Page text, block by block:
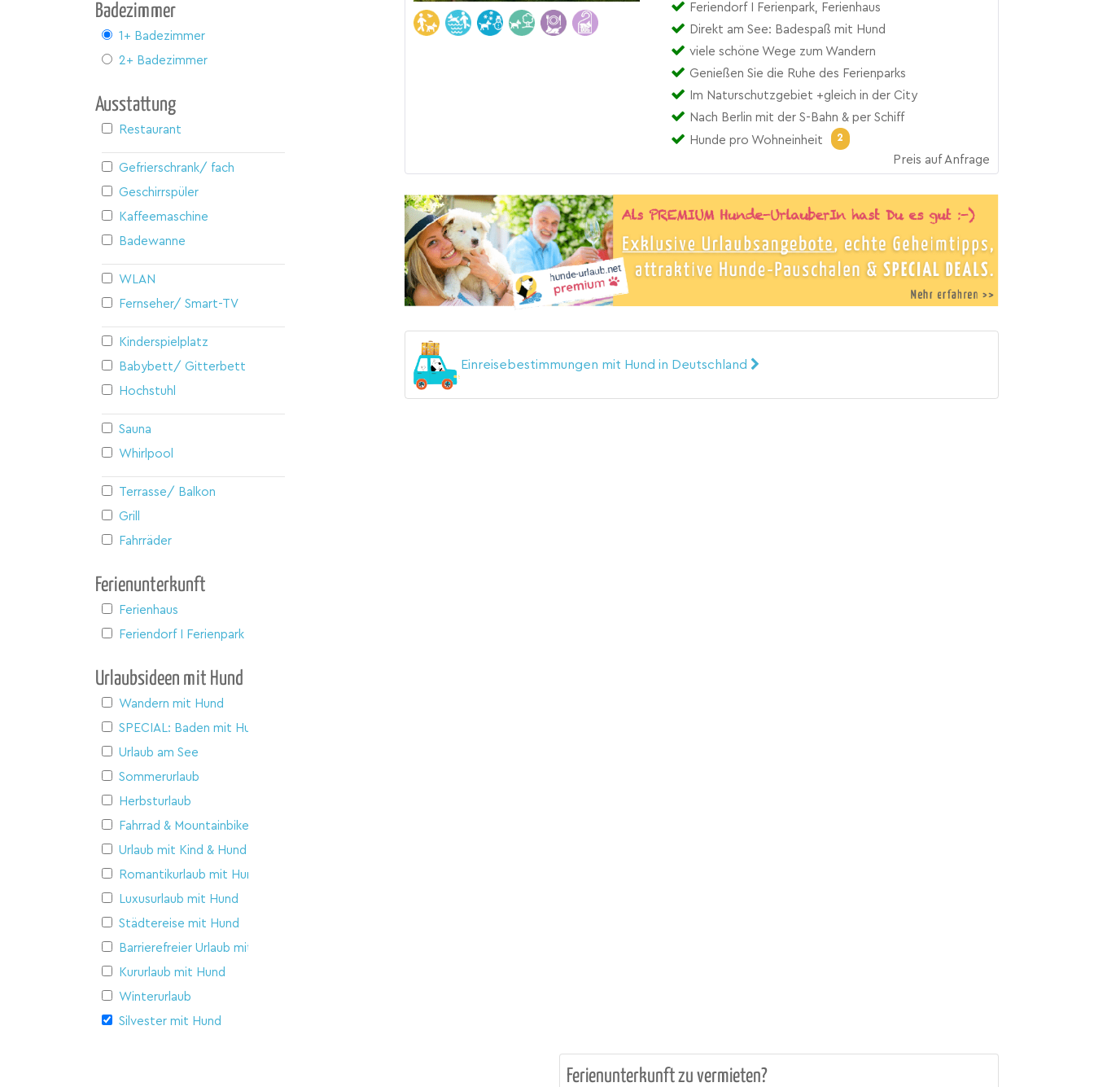
Badezimmer
1+ Badezimmer
2+ Badezimmer
Ausstattung
Restaurant
Gefrierschrank/ fach
Geschirrspüler
Kaffeemaschine
Badewanne
WLAN
Fernseher/ Smart-TV
Kinderspielplatz
Babybett/ Gitterbett
Hochstuhl
Sauna
Whirlpool
Terrasse/ Balkon
Grill
Fahrräder
Ferienunterkunft
Ferienhaus
Feriendorf I Ferienpark
Urlaubsideen mit Hund
Wandern mit Hund
SPECIAL: Baden mit Hund
Urlaub am See
Sommerurlaub
Herbsturlaub
Fahrrad & Mountainbike
Urlaub mit Kind & Hund
Romantikurlaub mit Hund
Luxusurlaub mit Hund
Städtereise mit Hund
Barrierefreier Urlaub mit Hund
Kururlaub mit Hund
Winterurlaub
Silvester mit Hund
Feriendorf I Ferienpark, Ferienhaus
Direkt am See: Badespaß mit Hund
viele schöne Wege zum Wandern
Genießen Sie die Ruhe des Ferienparks
Im Naturschutzgebiet +gleich in der City
Nach Berlin mit der S-Bahn & per Schiff
Hunde pro Wohneinheit
2
Preis auf Anfrage
Einreisebestimmungen mit Hund in Deutschland
Ferienunterkunft zu vermieten?